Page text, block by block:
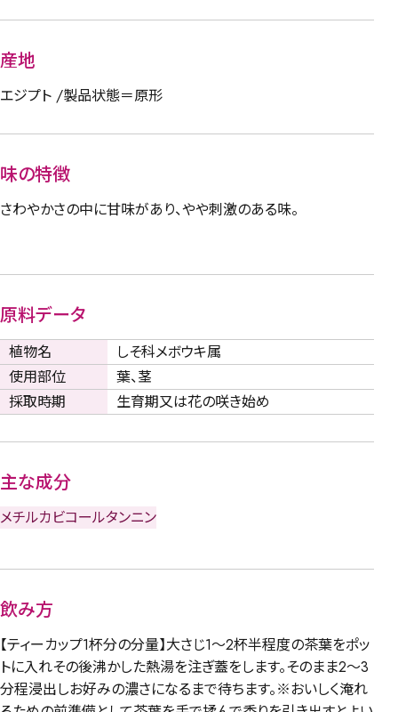
産地
エジプト /製品状態＝原形
味の特徴
さわやかさの中に甘味があり、やや刺激のある味。
原料データ
植物名
しそ科メボウキ属
使用部位
葉、茎
採取時期
生育期又は花の咲き始め
主な成分
メチルカビコールタンニン
飲み方
【ティーカップ1杯分の分量】大さじ1～2杯半程度の茶葉をポッ
トに入れその後沸かした熱湯を注ぎ蓋をします。そのまま2～3
分程浸出しお好みの濃さになるまで待ちます。※おいしく淹れ